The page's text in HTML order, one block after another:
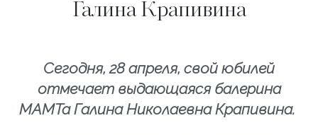
Галина Крапивина
Сегодня, 28 апреля, свой юбилей
отмечает выдающаяся балерина
МАМТа Галина Николаевна Крапивина.